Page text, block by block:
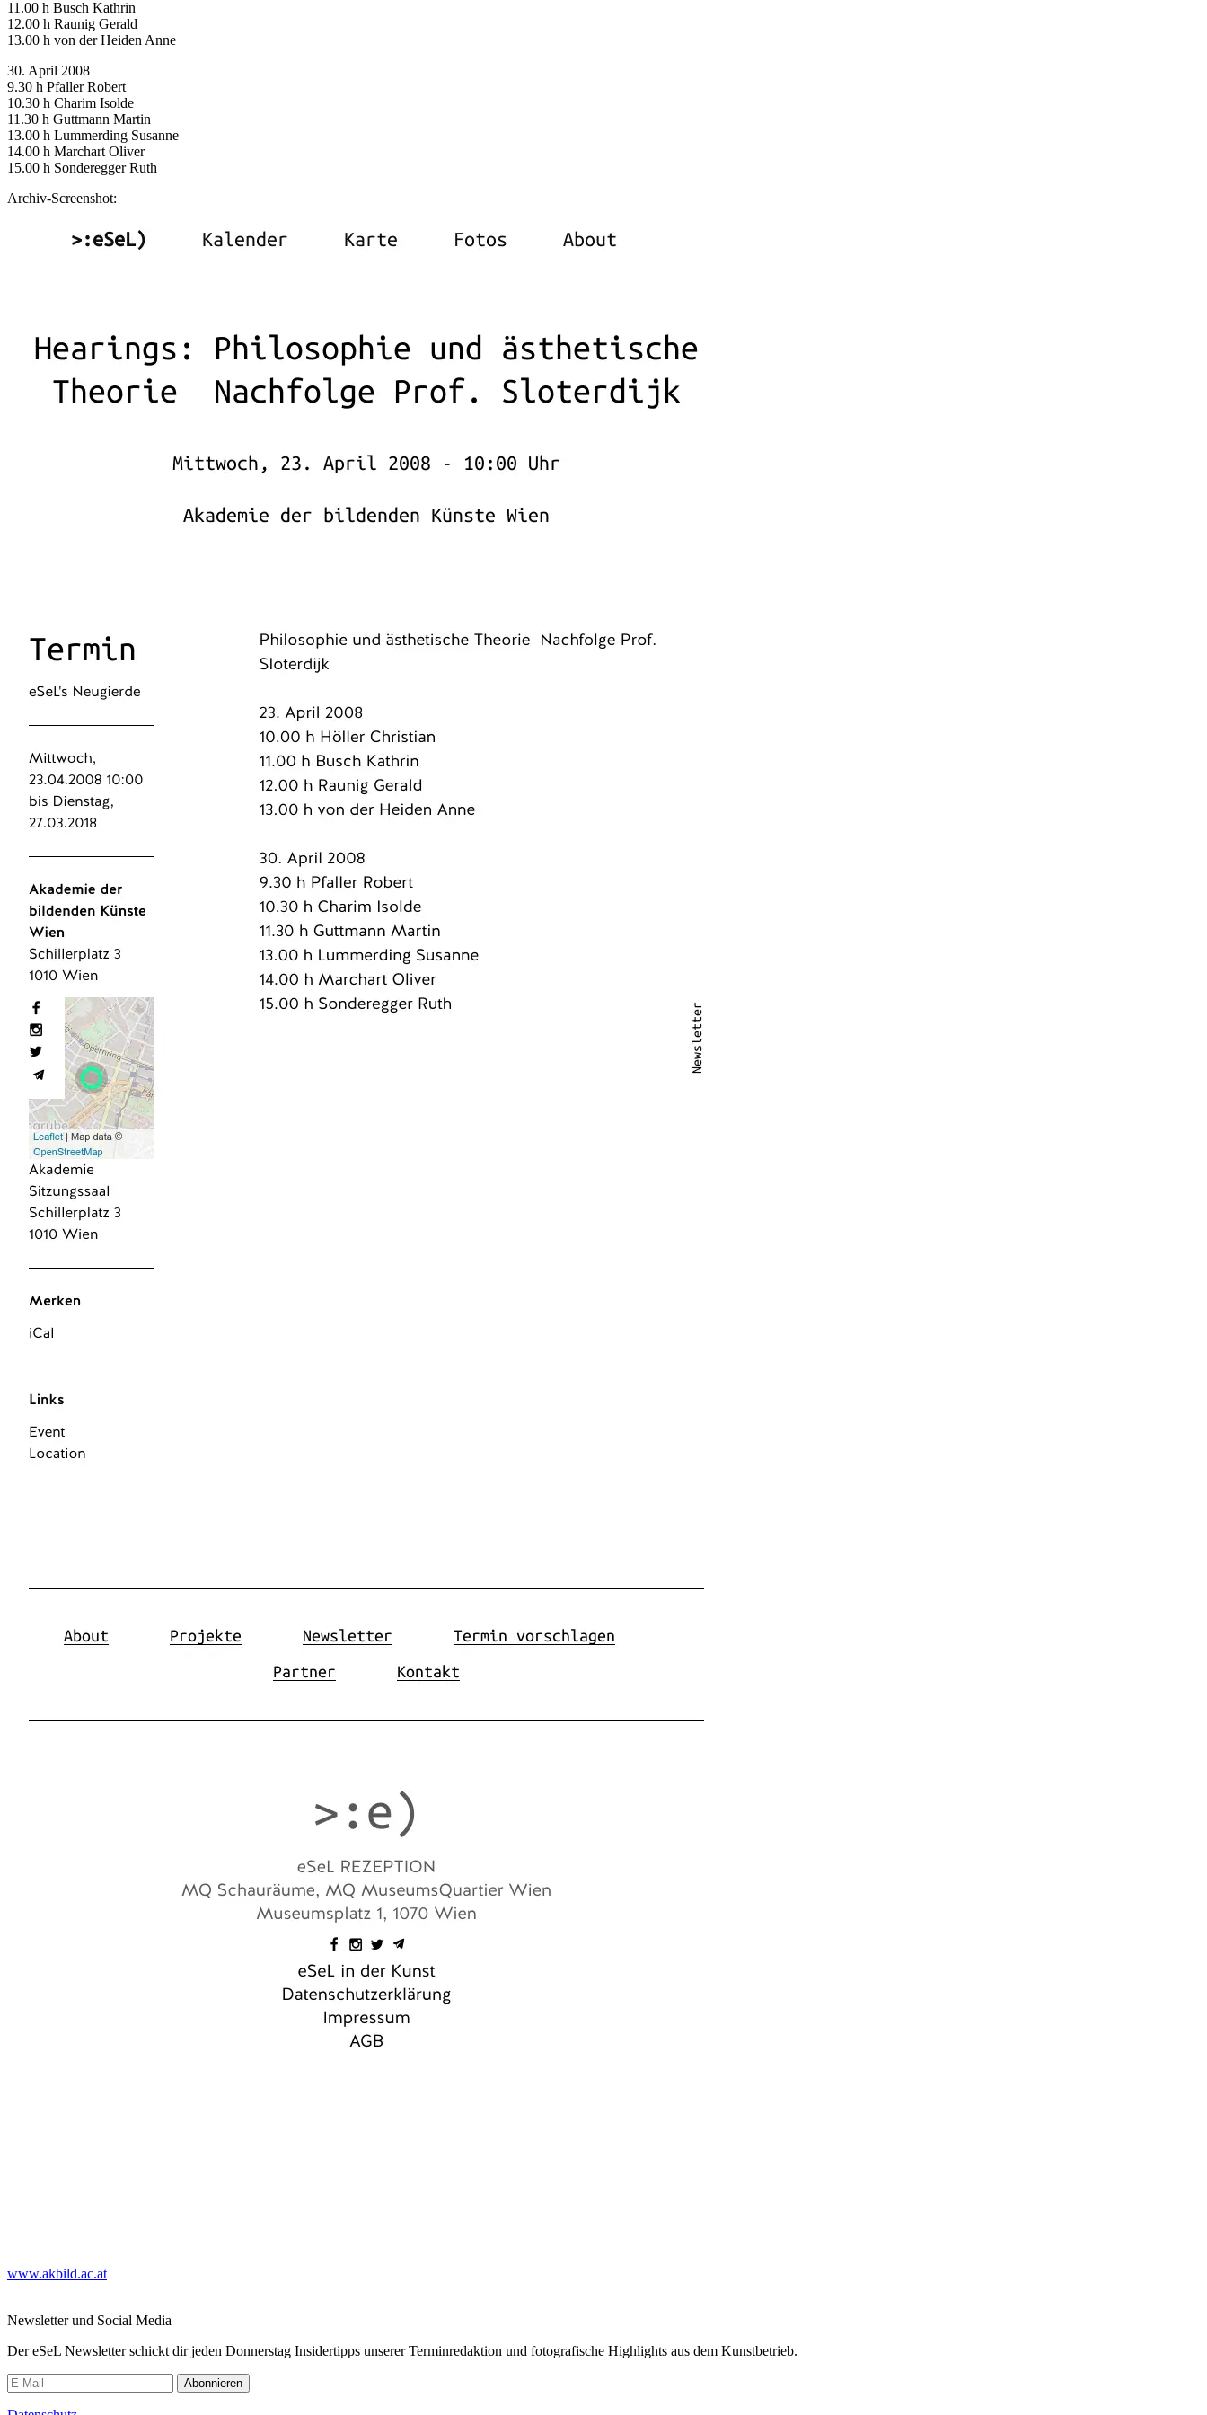
11.00 h Busch Kathrin
12.00 h Raunig Gerald
13.00 h von der Heiden Anne
30. April 2008
9.30 h Pfaller Robert
10.30 h Charim Isolde
11.30 h Guttmann Martin
13.00 h Lummerding Susanne
14.00 h Marchart Oliver
15.00 h Sonderegger Ruth
Archiv-Screenshot:
www.akbild.ac.at
Newsletter und Social Media
Der eSeL Newsletter schickt dir jeden Donnerstag Insidertipps unserer Terminredaktion und fotografische Highlights aus dem Kunstbetrieb.
Abonnieren